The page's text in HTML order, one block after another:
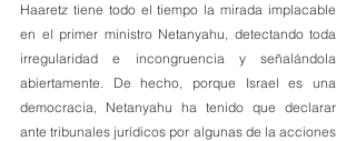
Haaretz tiene todo el tiempo la mirada implacable
en el primer ministro Netanyahu, detectando toda
irregularidad e incongruencia y señalándola
abiertamente. De hecho, porque Israel es una
democracia, Netanyahu ha tenido que declarar
ante tribunales jurídicos por algunas de la acciones